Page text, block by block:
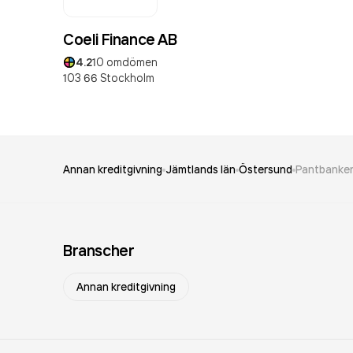
Coeli Finance AB
4.210 omdömen
103 66 Stockholm
Annan kreditgivning Jämtlands län Östersund
Branscher
Annan kreditgivning